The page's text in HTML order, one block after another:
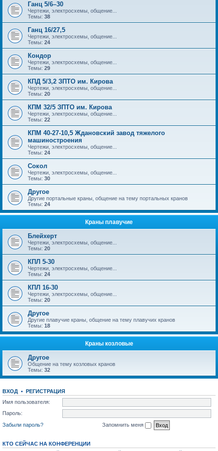
Ганц 5/6–30
Чертежи, электросхемы, общение...
Темы: 38
Ганц 16/27,5
Чертежи, электросхемы, общение...
Темы: 24
Кондор
Чертежи, электросхемы, общение...
Темы: 29
КПД 5/3,2 ЗПТО им. Кирова
Чертежи, электросхемы, общение...
Темы: 20
КПМ 32/5 ЗПТО им. Кирова
Чертежи, электросхемы, общение...
Темы: 22
КПМ 40-27-10,5 Ждановский завод тяжелого
машиностроения
Чертежи, электросхемы, общение...
Темы: 24
Сокол
Чертежи, электросхемы, общение...
Темы: 30
Другое
Другие портальные краны, общение на тему портальных кранов
Темы: 24
Краны плавучие
Блейхерт
Чертежи, электросхемы, общение...
Темы: 20
КПЛ 5-30
Чертежи, электросхемы, общение...
Темы: 24
КПЛ 16-30
Чертежи, электросхемы, общение...
Темы: 20
Другое
Другие плавучие краны, общение на тему плавучих кранов
Темы: 18
Краны козловые
Другое
Общение на тему козловых кранов
Темы: 32
ВХОД • РЕГИСТРАЦИЯ
Имя пользователя:
Пароль:
Забыли пароль?
Запомнить меня
КТО СЕЙЧАС НА КОНФЕРЕНЦИИ